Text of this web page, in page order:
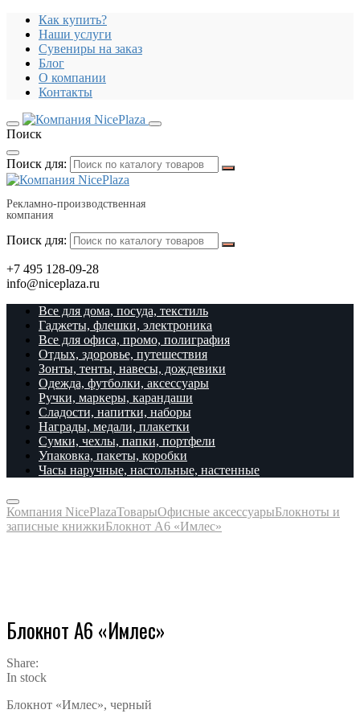
Как купить?
Наши услуги
Сувениры на заказ
Блог
О компании
Контакты
Поиск
Поиск для:
Рекламно-производственная
компания
Поиск для:
+7 495 128-09-28
info@niceplaza.ru
Все для дома, посуда, текстиль
Гаджеты, флешки, электроника
Все для офиса, промо, полиграфия
Отдых, здоровье, путешествия
Зонты, тенты, навесы, дождевики
Одежда, футболки, аксессуары
Ручки, маркеры, карандаши
Сладости, напитки, наборы
Награды, медали, плакетки
Сумки, чехлы, папки, портфели
Упаковка, пакеты, коробки
Часы наручные, настольные, настенные
Компания NicePlazaТоварыОфисные аксессуарыБлокноты и
записные книжкиБлокнот А6 «Имлес»
Блокнот А6 «Имлес»
Share:
In stock
Блокнот «Имлес», черный